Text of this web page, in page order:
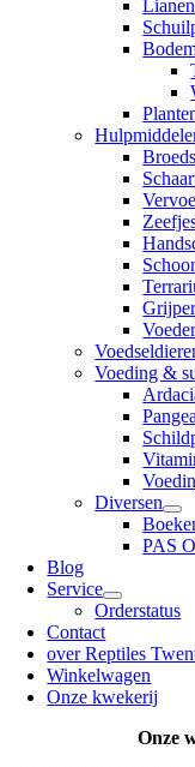
Lianen
Voeding &
Pangea
Diversen
PAS
Blog
Service
Orderstatus
Contact
over Reptiles
Winkelwagen
Onze kwekerij
Onze